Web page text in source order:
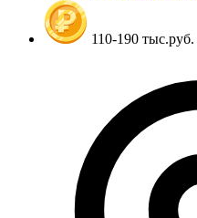
110-190 тыс.руб.